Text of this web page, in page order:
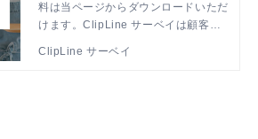
pLine サーベイ
料は当ページからダウンロードいただ
けます。ClipLine サーベイは顧客の
多店舗ビジネスの改善活動を支援しま
ClipLine サーベイ